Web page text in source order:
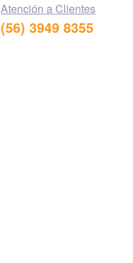
Atención a Clientes
(56) 3949 8355